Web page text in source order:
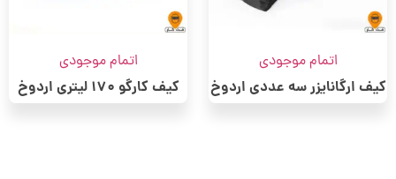
اتمام موجودی
کیف ارگانایزر سه عددی اردوخ
اتمام موجودی
کیف کارگو 170 لیتری اردوخ